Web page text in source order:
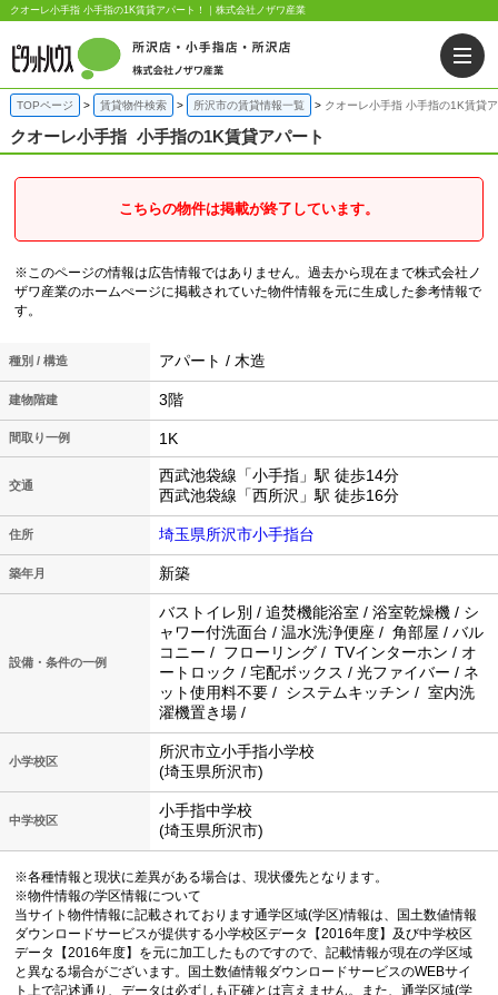
クオーレ小手指 小手指の1K賃貸アパート！｜株式会社ノザワ産業
TOPページ 賃貸物件検索 所沢市の賃貸情報一覧 クオーレ小手指 小手指の1K賃貸
クオーレ小手指 小手指の1K賃貸アパート
こちらの物件は掲載が終了しています。
※このページの情報は広告情報ではありません。過去から現在まで株式会社ノ
ザワ産業のホームぺージに掲載されていた物件情報を元に生成した参考情報で
す。
種別 / 構造 アパート / 木造
建物階建 3階
間取り一例 1K
交通
西武池袋線「小手指」駅 徒歩14分
西武池袋線「西所沢」駅 徒歩16分
住所 埼玉県所沢市小手指台
築年月 新築
設備・条件の一例
バストイレ別 / 追焚機能浴室 / 浴室乾燥機 / シ
ャワー付洗面台 / 温水洗浄便座 / 角部屋 / バル
コニー / フローリング / TVインターホン / オ
ートロック / 宅配ボックス / 光ファイバー / ネ
ット使用料不要 / システムキッチン / 室内洗
濯機置き場 /
小学校区
所沢市立小手指小学校
(埼玉県所沢市)
中学校区
小手指中学校
(埼玉県所沢市)
※各種情報と現状に差異がある場合は、現状優先となります。
※物件情報の学区情報について
当サイト物件情報に記載されております通学区域(学区)情報は、国土数値情報
ダウンロードサービスが提供する小学校区データ【2016年度】及び中学校区
データ【2016年度】を元に加工したものですので、記載情報が現在の学区域
と異なる場合がございます。国土数値情報ダウンロードサービスのWEBサイ
ト上で記述通り、データは必ずしも正確とは言えません。また、通学区域(学